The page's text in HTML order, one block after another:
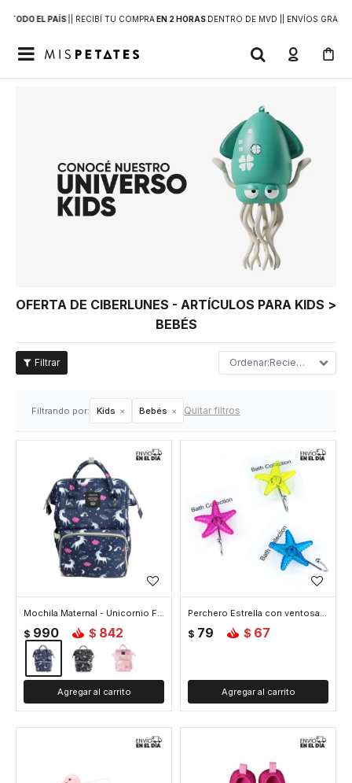
TODO EL PAÍS | RECIBÍ TU COMPRAEN 2 HORAS DENTRO DE MVD | | ENVÍOS GRATIS

OFERTA DE CIBERLUNES - ARTÍCULOS PARA KIDS >
BEBÉS
Recientes
Filtrando por: Kids Bebés Quitar filtros
Mochila Maternal - Unicornio Fondo Azul
$ 990 $ 842
Perchero Estrella con ventosa - Verde
$ 79 $ 67